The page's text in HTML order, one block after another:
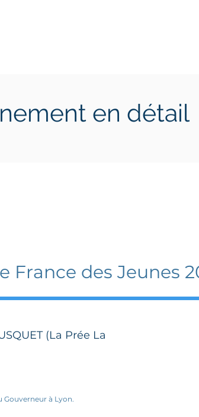
en détail
France des Jeunes
(La Prée La
Gouverneur à Lyon.